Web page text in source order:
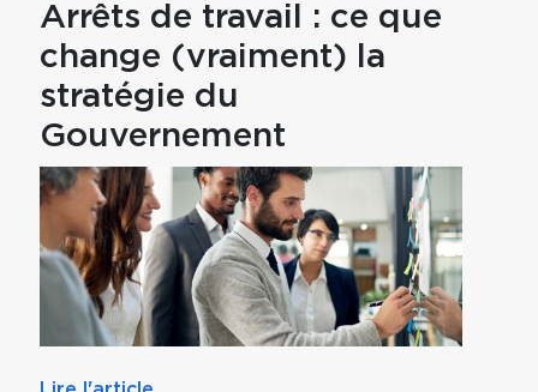
Arrêts de travail : ce que
change (vraiment) la
stratégie du
Gouvernement